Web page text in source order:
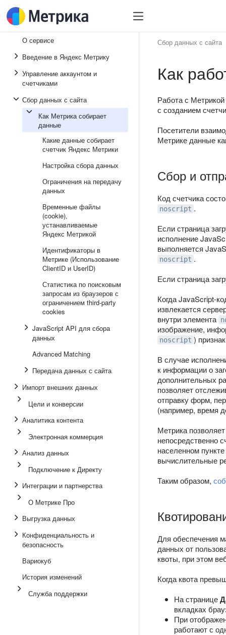
О сервисе
Введение в Яндекс Метрику
Управление аккаунтом и
счетчиками
Сбор данных с сайта
Как Метрика собирает
данные
Какие данные собирает
счетчик Яндекс Метрики
Настройка сбора данных
Ограничения на передачу
данных
Временные файлы
(cookie),
устанавливаемые
Яндекс Метрикой
Идентификаторы в
Метрике (Использование
ClientID и UserID)
Статистика по поисковым
запросам из браузеров с
ограничением third-party
cookies
JavaScript API для сбора
данных
Advanced Matching
Передача данных с сайта
Импорт внешних данных
Цели и конверсии
Аналитика контента
Электронная коммерция
Анализ данных
Подключение к Директу
Интеграции и партнерства
О Метрике Про
Выгрузка данных
Конфиденциальность и
безопасность
Вариокуб
История изменений
Служба поддержки
Сбор данных с сайта
Как
Работа с
с созданием
Посетители
Метрике данные
Сбор и
Код счетчика
noscript .
Если страница
исполнение
выполняется
noscript .
Если страница
Когда JavaScript-
извлекается
внутри элемента
изображение,
noscript )
В случае
к информации о
дополнительных
позволяет
отправку форм,
(например, время
Метрика
непосредственно
населенном
вычислительные
Таким образом,
Для обеспечения
данных от
квоты, при этом
Когда квота
На странице
вкладках
При
работают с